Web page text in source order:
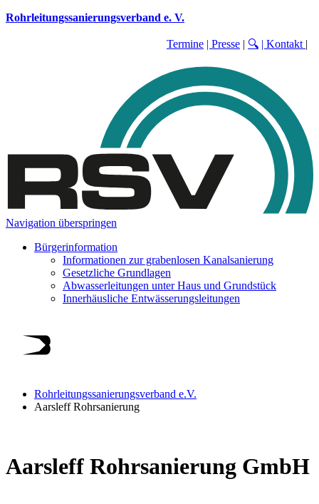
Rohrleitungssanierungsverband e. V.
Termine | Presse | 🔍 | Kontakt |
Navigation überspringen
Bürgerinformation
Informationen zur grabenlosen Kanalsanierung
Gesetzliche Grundlagen
Abwasserleitungen unter Haus und Grundstück
Innerhäusliche Entwässerungsleitungen
Rohrleitungssanierungsverband e.V.
Aarsleff Rohrsanierung
Aarsleff Rohrsanierung GmbH